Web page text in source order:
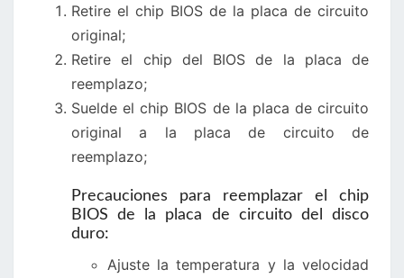
Retire el chip BIOS de la placa de circuito
original;
Retire el chip del BIOS de la placa de
reemplazo;
Suelde el chip BIOS de la placa de circuito
original a la placa de circuito de
reemplazo;
Precauciones para reemplazar el chip
BIOS de la placa de circuito del disco
duro:
Ajuste la temperatura y la velocidad